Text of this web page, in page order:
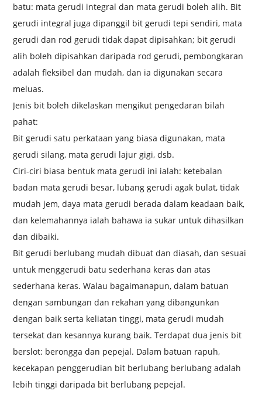
batu: mata gerudi integral dan mata gerudi boleh alih. Bit
gerudi integral juga dipanggil bit gerudi tepi sendiri, mata
gerudi dan rod gerudi tidak dapat dipisahkan; bit gerudi
alih boleh dipisahkan daripada rod gerudi, pembongkaran
adalah fleksibel dan mudah, dan ia digunakan secara
meluas.
Jenis bit boleh dikelaskan mengikut pengedaran bilah
pahat:
Bit gerudi satu perkataan yang biasa digunakan, mata
gerudi silang, mata gerudi lajur gigi, dsb.
Ciri-ciri biasa bentuk mata gerudi ini ialah: ketebalan
badan mata gerudi besar, lubang gerudi agak bulat, tidak
mudah jem, daya mata gerudi berada dalam keadaan baik,
dan kelemahannya ialah bahawa ia sukar untuk dihasilkan
dan dibaiki.
Bit gerudi berlubang mudah dibuat dan diasah, dan sesuai
untuk menggerudi batu sederhana keras dan atas
sederhana keras. Walau bagaimanapun, dalam batuan
dengan sambungan dan rekahan yang dibangunkan
dengan baik serta keliatan tinggi, mata gerudi mudah
tersekat dan kesannya kurang baik. Terdapat dua jenis bit
berslot: berongga dan pepejal. Dalam batuan rapuh,
kecekapan penggerudian bit berlubang berlubang adalah
lebih tinggi daripada bit berlubang pepejal.